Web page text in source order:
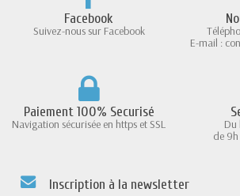
Facebook
Suivez-nous sur Facebook
E-mail :
Paiement 100% Securisé
Navigation sécurisée en https et SSL
Du
de
Inscription à la newsletter